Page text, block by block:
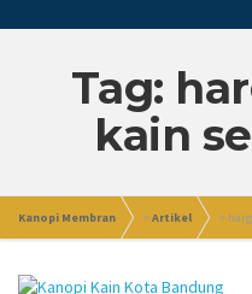
Tag:
kain
Kanopi Membran >Artikel >